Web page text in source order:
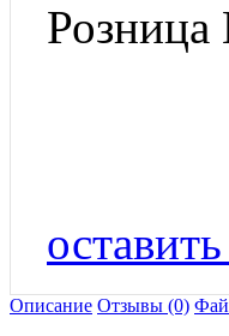
Розница
Описание Отзывы (0)